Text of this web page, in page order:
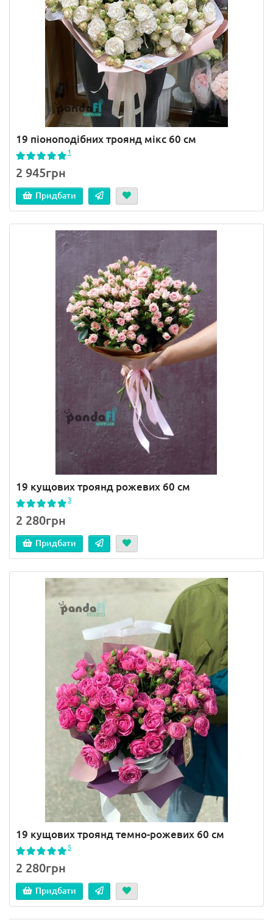
19 піоноподібних троянд мікс 60 см
1
2 945грн
Придбати
19 кущових троянд рожевих 60 см
3
2 280грн
Придбати
19 кущових троянд темно-рожевих 60 см
5
2 280грн
Придбати